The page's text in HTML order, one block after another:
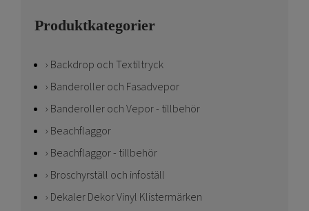
Produktkategorier
Backdrop och Textiltryck
Banderoller och Fasadvepor
Banderoller och Vepor - tillbehör
Beachflaggor
Beachflaggor - tillbehör
Broschyrställ och infoställ
Dekaler Dekor Vinyl Klistermärken